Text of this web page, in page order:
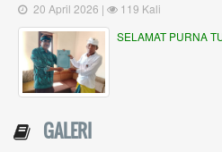
20 April 2026 |
119 Kali
SELAMAT PURNA
GALERI